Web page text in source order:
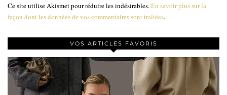
Ce site utilise Akismet pour réduire les indésirables. En savoir plus sur la
façon dont les données de vos commentaires sont traitées.
VOS ARTICLES FAVORIS